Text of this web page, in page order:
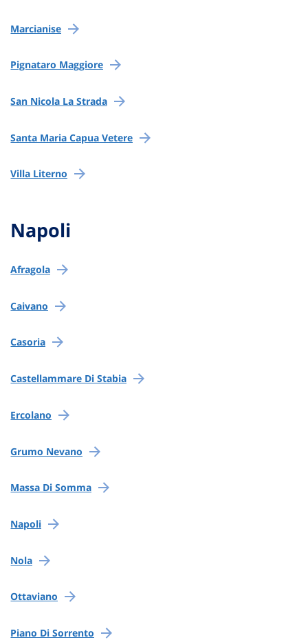
Marcianise
Pignataro Maggiore
San Nicola La Strada
Santa Maria Capua Vetere
Villa Literno
Napoli
Afragola
Caivano
Casoria
Castellammare Di Stabia
Ercolano
Grumo Nevano
Massa Di Somma
Napoli
Nola
Ottaviano
Piano Di Sorrento